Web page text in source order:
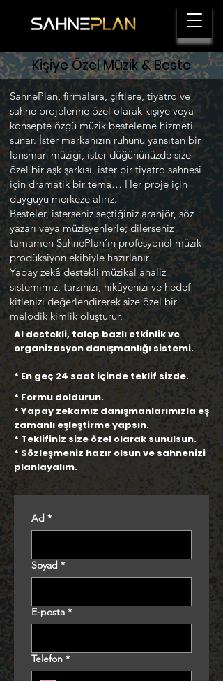
Kişiye Özel Müzik & Beste
SahnePlan, firmalara, çiftlere, tiyatro ve
sahne projelerine özel olarak kişiye veya
konsepte özgü müzik besteleme hizmeti
sunar. İster markanızın ruhunu yansıtan bir
lansman müziği, ister düğününüzde size
özel bir aşk şarkısı, ister bir tiyatro sahnesi
için dramatik bir tema… Her proje için
duyguyu merkeze alırız.
Besteler, isterseniz seçtiğiniz aranjör, söz
yazarı veya müzisyenlerle; dilerseniz
tamamen SahnePlan’ın profesyonel müzik
prodüksiyon ekibiyle hazırlanır.
Yapay zekâ destekli müzikal analiz
sistemimiz, tarzınızı, hikâyenizi ve hedef
kitlenizi değerlendirerek size özel bir
melodik kimlik oluşturur.
AI destekli, talep bazlı etkinlik ve
organizasyon danışmanlığı sistemi.
* En geç 24 saat içinde teklif sizde.
* Formu doldurun.
* Yapay zekamız danışmanlarımızla eş
zamanlı eşleştirmeyapsın.
* Teklifiniz size özel olarak sunulsun.
* Sözleşmeniz hazır olsun ve sahnenizi
planlayalım.
Ad *
Soyad *
E-posta *
Telefon *